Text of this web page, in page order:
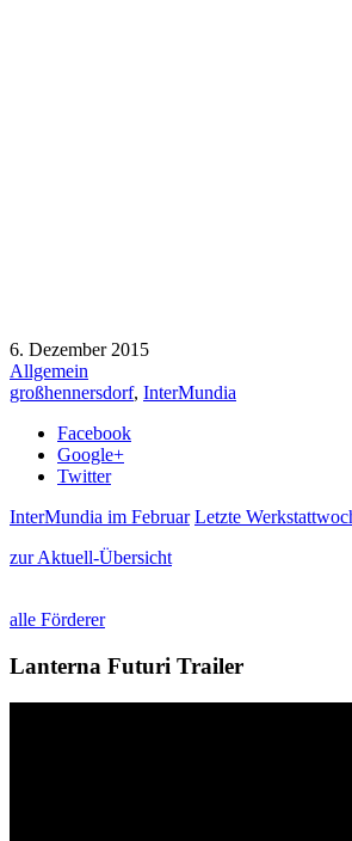
6. Dezember 2015
Allgemein
großhennersdorf, InterMundia
Facebook
Google+
Twitter
InterMundia im Februar Letzte
zur Aktuell-Übersicht
alle Förderer
Lanterna Futuri Trailer